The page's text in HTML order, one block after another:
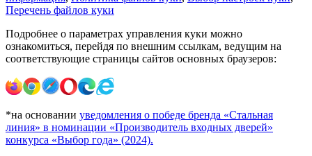
Перечень файлов куки
Подробнее о параметрах управления куки можно
ознакомиться, перейдя по внешним ссылкам, ведущим на
соответствующие страницы сайтов основных браузеров:
*на основании уведомления о победе бренда «Стальная
линия» в номинации «Производитель входных дверей»
конкурса «Выбор года» (2024).